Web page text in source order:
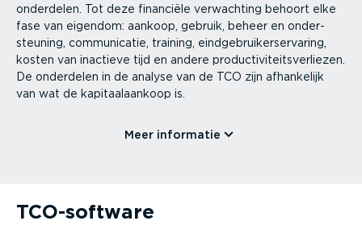
onderdelen. Tot deze financiële verwachting behoort elke
fase van eigendom: aankoop, gebruik, beheer en onder­
steuning, commu­ni­catie, training, eindge­brui­ker­s­er­varing,
kosten van inactieve tijd en andere produc­ti­vi­teits­ver­liezen.
De onderdelen in de analyse van de TCO zijn afhankelijk
van wat de kapitaal­aankoop is.
Meer informatie
TCO-software